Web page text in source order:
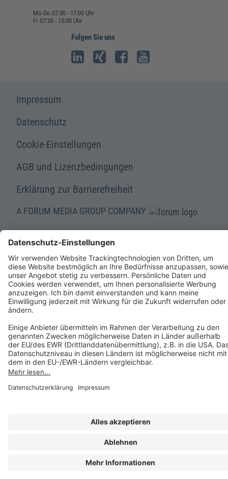
Mo-Do 07:30 - 17:00 Uhr
Fr 07:30 - 15:00 Uhr
Folgen Sie uns
Impressum
Datenschutz
Cookie-Einstellungen
AGB und Lizenzbedingungen
Erklärung zur Barrierefreiheit
A FORUM MEDIA GROUP COMPANY